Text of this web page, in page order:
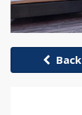
Back